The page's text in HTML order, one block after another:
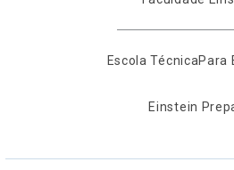
Escola TécnicaPara
Einstein